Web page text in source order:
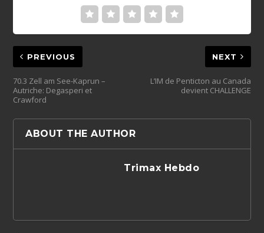
PREVIOUS
70.3 Zell am See-Kaprun –
Autriche: Degasperi et
Crawford
NEXT
L’IM de Penticton au Canada
devient CHALLENGE
ABOUT THE AUTHOR
Trimax Hebdo